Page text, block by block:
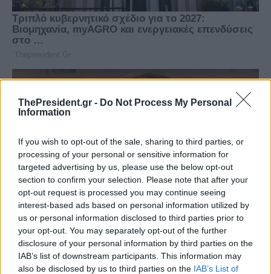
ThePresident.gr - Do Not Process My Personal
Information
If you wish to opt-out of the sale, sharing to third parties, or
processing of your personal or sensitive information for
targeted advertising by us, please use the below opt-out
section to confirm your selection. Please note that after your
opt-out request is processed you may continue seeing
interest-based ads based on personal information utilized by
us or personal information disclosed to third parties prior to
your opt-out. You may separately opt-out of the further
disclosure of your personal information by third parties on the
IAB’s list of downstream participants. This information may
also be disclosed by us to third parties on the IAB’s List of